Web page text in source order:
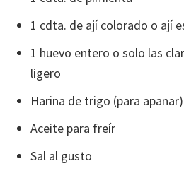
1 cdta. de ají colorado o ají
1 huevo entero o solo las
ligero
Harina de trigo (para apanar)
Aceite para freír
Sal al gusto